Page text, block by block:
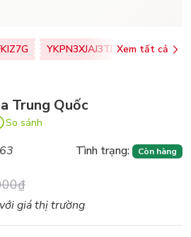
YKPN3XJAJ3TJ Xem tất cả
Trung Quốc
So sánh
Tình trạng: Còn hàng
giá thị trường